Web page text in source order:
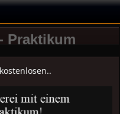
Praktikum